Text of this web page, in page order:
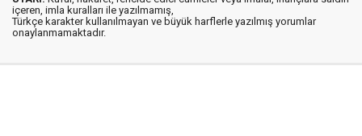
içeren, imla kuralları ile yazılmamış,
Türkçe karakter kullanılmayan ve büyük harflerle yazılmış yorumlar
onaylanmamaktadır.